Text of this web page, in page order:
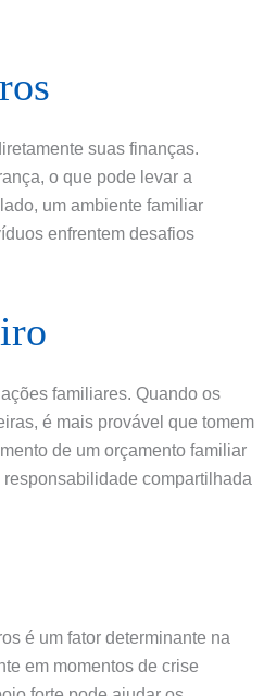
suas finanças.
o que pode levar a
um ambiente familiar
enfrentem desafios
familiares. Quando os
é mais provável que tomem
de um orçamento familiar
compartilhada
é um fator determinante na
em momentos de crise